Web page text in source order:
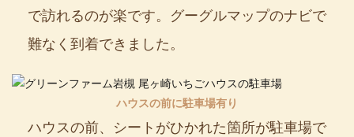
で訪れるのが楽です。グーグルマップのナビで
難なく到着できました。
ハウスの前に駐車場有り
ハウスの前、シートがひかれた箇所が駐車場で